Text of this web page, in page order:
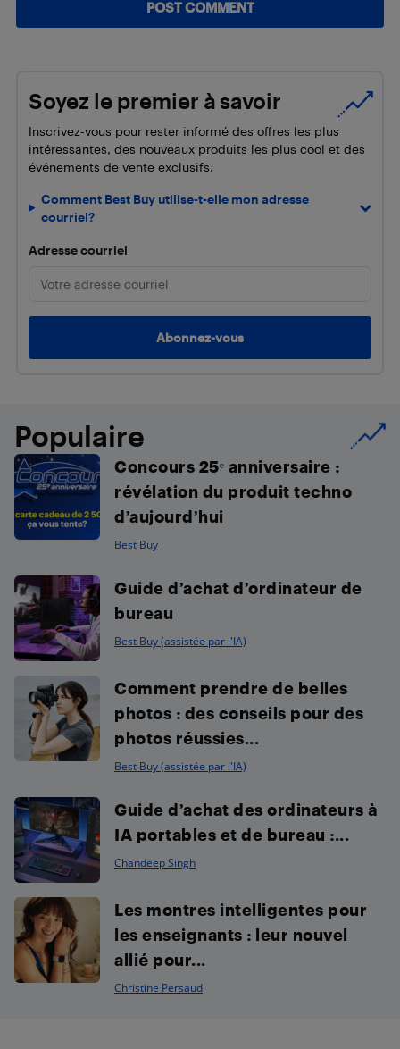
Soyez le premier à savoir
Inscrivez-vous pour rester informé des offres les plus
intéressantes, des nouveaux produits les plus cool et des
événements de vente exclusifs.
Comment Best Buy utilise-t-elle mon adresse
courriel?
Adresse courriel
Populaire
Concours 25ᵉ anniversaire :
révélation du produit techno
d’aujourd’hui
Best Buy
Guide d’achat d’ordinateur de
bureau
Best Buy (assistée par l'IA)
Comment prendre de belles
photos : des conseils pour des
photos réussies...
Best Buy (assistée par l'IA)
Guide d’achat des ordinateurs à
IA portables et de bureau :...
Chandeep Singh
Les montres intelligentes pour
les enseignants : leur nouvel
allié pour...
Christine Persaud